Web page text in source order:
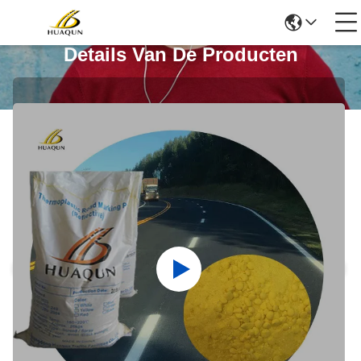
Details Van De Producten